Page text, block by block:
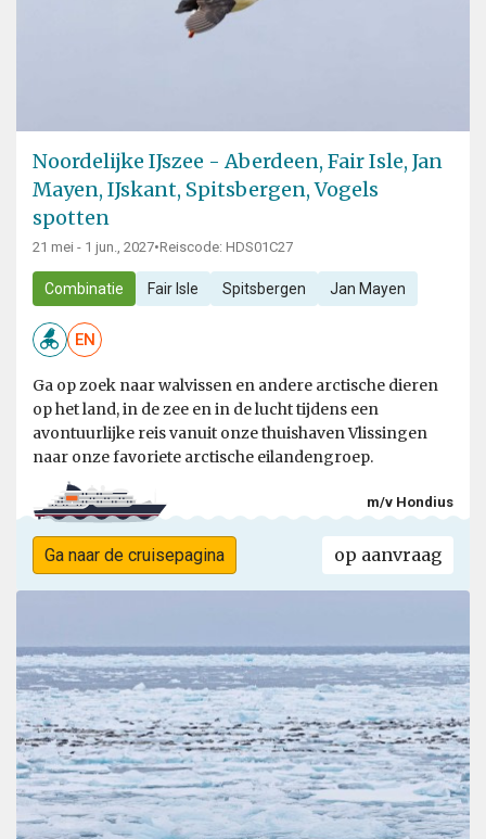
Noordelijke IJszee - Aberdeen, Fair Isle, Jan
Mayen, IJskant, Spitsbergen, Vogels
spotten
21 mei - 1 jun., 2027•Reiscode: HDS01C27
Combinatie Fair Isle Spitsbergen Jan Mayen
EN
Ga op zoek naar walvissen en andere arctische dieren
op het land, in de zee en in de lucht tijdens een
avontuurlijke reis vanuit onze thuishaven Vlissingen
naar onze favoriete arctische eilandengroep.
m/v Hondius
Ga naar de cruisepagina op aanvraag